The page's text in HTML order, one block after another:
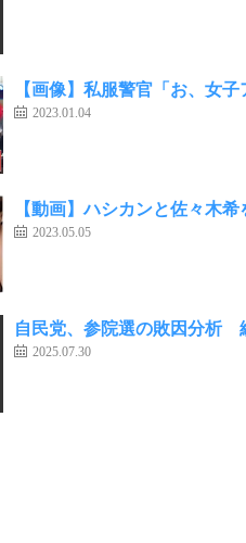
【画像】私服警官「お、女
2023.01.04
【動画】ハシカンと佐々木
2023.05.05
自民党、参院選の敗因分析
2025.07.30